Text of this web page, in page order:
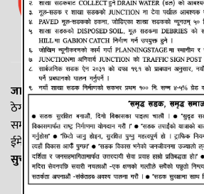
जानकी न्यूज नेटवर्क
ठेगाना: लक्ष्मीनियाँ -७, मधेश प्रदेश
सम्पर्क नं. : +977-9844100829
ईमेल:Madheshtopnews@gmail.com
सुचना विभाग दर्ता नं. २५४०/२०७७/७८